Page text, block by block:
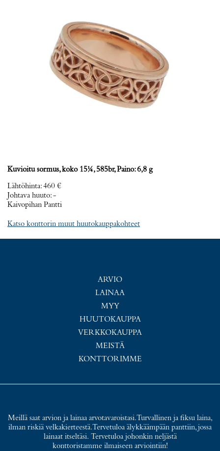
Kuvioitu sormus, koko 15¼, 585br, Paino: 6,8 g
Lähtöhinta:460 €
Johtava huuto:-
Kaivopihan Pantti
Katso konttorin muut huutokauppakohteet
ARVIO
LAINAA
MYY
HUUTOKAUPPA
VERKKOKAUPPA
MEISTÄ
KONTTORIMME
Meillä saat arvion ja lainaa arvotavaroistasi. Turvallinen ja fiksu laina,
ilman riskiä velkakierteestä. Tervetuloa älykkäämpään panttiin, jossa
lainaat itseltäsi. Tervetuloa johonkin neljästä
konttoristamme ilmaiseen arviointiin!